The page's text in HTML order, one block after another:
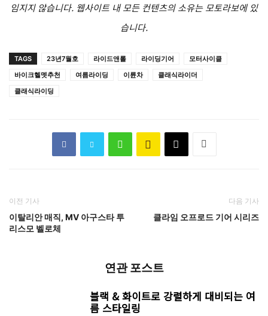
임지지 않습니다. 웹사이트 내 모든 컨텐츠의 소유는 모토라보에 있
습니다.
TAGS 23년7월호 라이드앤롤 라이딩기어
모터사이클
바이크헬멧추천
여름라이딩 이륜차
클래식라이더
클래식라이딩
이전 기사
이탈리안 매직, MV 아구스타 투
리스모 벨로체
다음 기사
클라임 오프로드 기어 시리즈
연관 포스트
블랙 & 화이트로 강렬하게 대비되는 여
름 스타일링